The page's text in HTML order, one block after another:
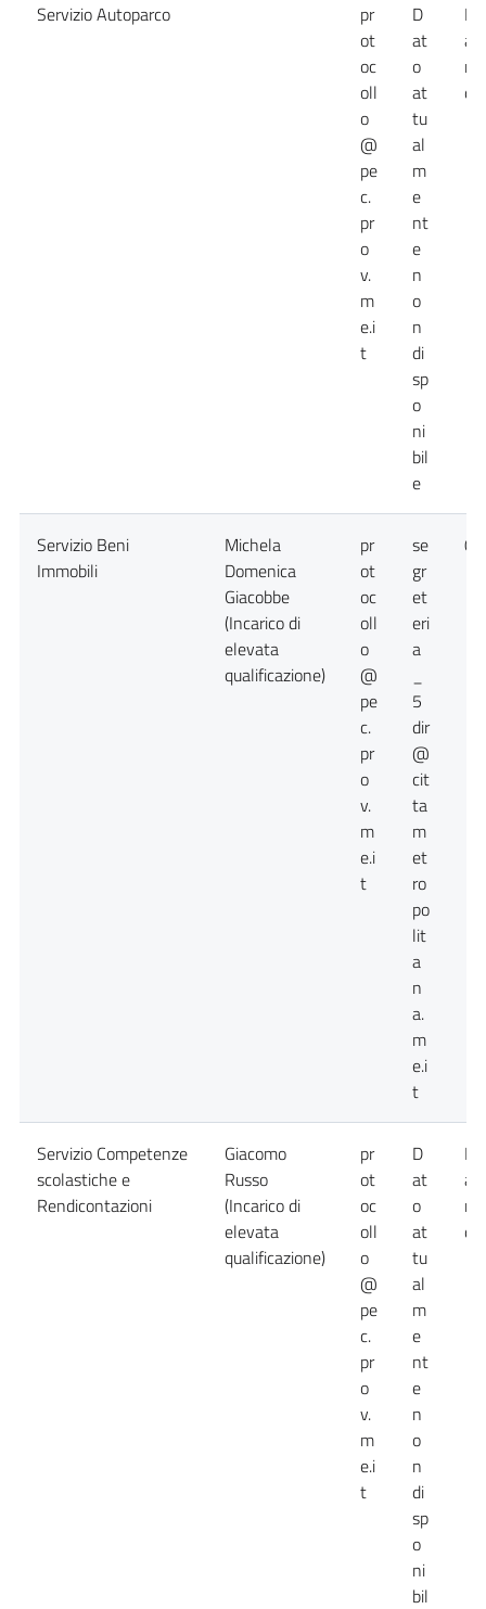
Servizio Autoparco
pr
ot
oc
oll
o
@
pe
c.
pr
o
v.
m
e.i
t
D
at
o
at
tu
al
m
e
nt
e
n
o
n
di
sp
o
ni
bil
e
Servizio Beni
Immobili
Michela
Domenica
Giacobbe
(Incarico di
elevata
qualificazione)
pr
ot
oc
oll
o
@
pe
c.
pr
o
v.
m
e.i
t
se
gr
et
eri
a
5
dir
@
cit
ta
m
et
ro
po
lit
a
n
a.
m
e.i
t
Servizio Competenze
scolastiche e
Rendicontazioni
Giacomo
Russo
(Incarico di
elevata
qualificazione)
pr
ot
oc
oll
o
@
pe
c.
pr
o
v.
m
e.i
t
D
at
o
at
tu
al
m
e
nt
e
n
o
n
di
sp
o
ni
bil